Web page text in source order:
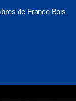
de France Bois